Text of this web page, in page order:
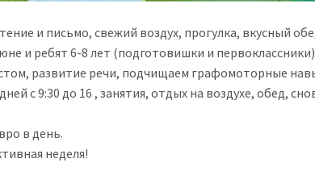
и письмо, свежий воздух, прогулка, вкусный
и ребят 6-8 лет (подготовишки и первоклассники)
развитие речи, подчищаем графомоторные
с 9:30 до 16 , занятия, отдых на воздухе, обед,
в день.
неделя!